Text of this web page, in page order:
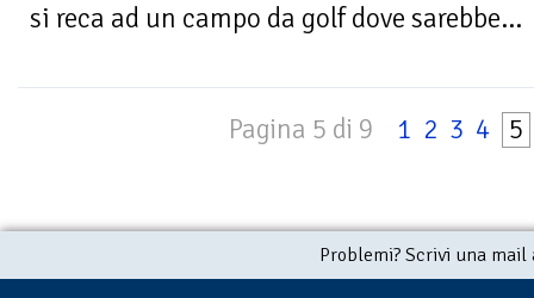
si reca ad un campo da golf dove sarebbe...
Pagina 5 di 9 1 2 3 4 5
Problemi? Scrivi una